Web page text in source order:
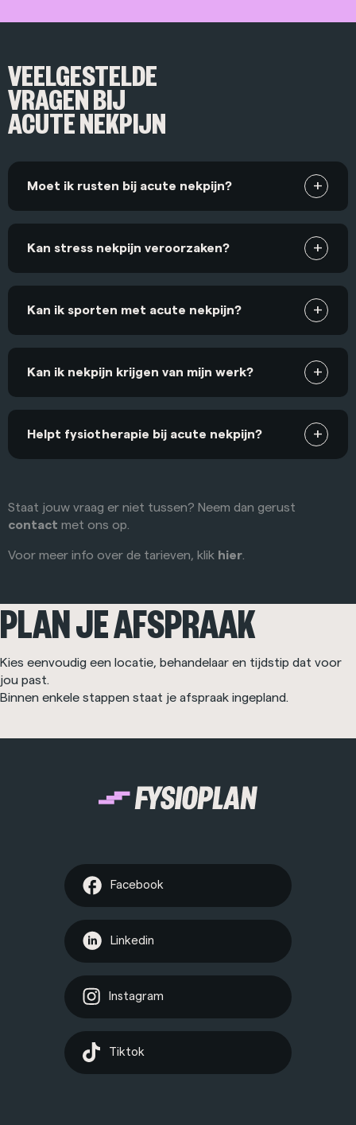
VEELGESTELDE
VRAGEN BIJ
ACUTE NEKPIJN
Moet ik rusten bij acute nekpijn?
Kan stress nekpijn veroorzaken?
Kan ik sporten met acute nekpijn?
Kan ik nekpijn krijgen van mijn werk?
Helpt fysiotherapie bij acute nekpijn?
Staat jouw vraag er niet tussen? Neem dan gerust
contact met ons op.
Voor meer info over de tarieven, klik hier
PLAN JE AFSPRAAK
Kies eenvoudig een locatie, behandelaar en tijdstip dat voor
jou past.
Binnen enkele stappen staat je afspraak ingepland.
Facebook
Linkedin
Instagram
Tiktok